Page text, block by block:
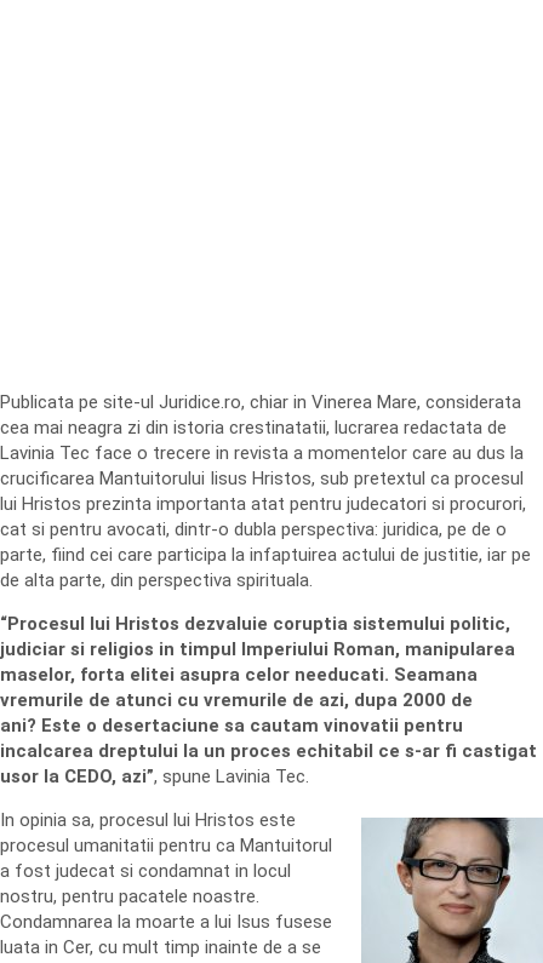
Publicata pe site-ul Juridice.ro, chiar in Vinerea Mare, considerata
cea mai neagra zi din istoria crestinatatii, lucrarea redactata de
Lavinia Tec face o trecere in revista a momentelor care au dus la
crucificarea Mantuitorului Iisus Hristos, sub pretextul ca procesul
lui Hristos prezinta importanta atat pentru judecatori si procurori,
cat si pentru avocati, dintr-o dubla perspectiva: juridica, pe de o
parte, fiind cei care participa la infaptuirea actului de justitie, iar pe
de alta parte, din perspectiva spirituala.
“Procesul lui Hristos dezvaluie coruptia sistemului politic,
judiciar si religios in timpul Imperiului Roman, manipularea
maselor, forta elitei asupra celor needucati. Seamana
vremurile de atunci cu vremurile de azi, dupa 2000 de
ani? Este o desertaciune sa cautam vinovatii pentru
incalcarea dreptului la un proces echitabil ce s-ar fi castigat
usor la CEDO, azi”, spune Lavinia Tec.
In opinia sa, procesul lui Hristos este
procesul umanitatii pentru ca Mantuitorul
a fost judecat si condamnat in locul
nostru, pentru pacatele noastre.
Condamnarea la moarte a lui Isus fusese
luata in Cer, cu mult timp inainte de a se